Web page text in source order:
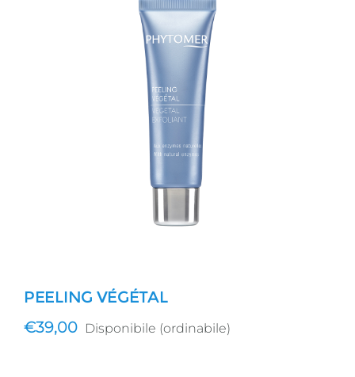
PEELING VÉGÉTAL
€39,00 Disponibile (ordinabile)